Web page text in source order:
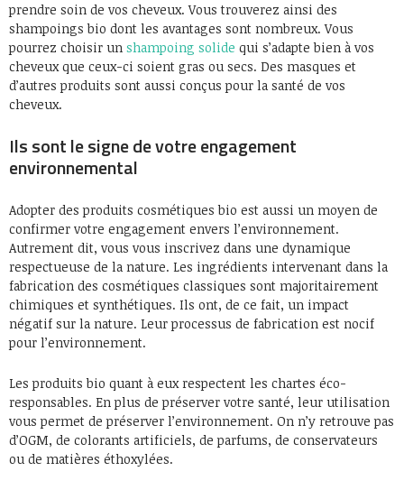
prendre soin de vos cheveux. Vous trouverez ainsi des
shampoings bio dont les avantages sont nombreux. Vous
pourrez choisir un shampoing solide qui s’adapte bien à vos
cheveux que ceux-ci soient gras ou secs. Des masques et
d’autres produits sont aussi conçus pour la santé de vos
cheveux.
Ils sont le signe de votre engagement
environnemental
Adopter des produits cosmétiques bio est aussi un moyen de
confirmer votre engagement envers l’environnement.
Autrement dit, vous vous inscrivez dans une dynamique
respectueuse de la nature. Les ingrédients intervenant dans la
fabrication des cosmétiques classiques sont majoritairement
chimiques et synthétiques. Ils ont, de ce fait, un impact
négatif sur la nature. Leur processus de fabrication est nocif
pour l’environnement.
Les produits bio quant à eux respectent les chartes éco-
responsables. En plus de préserver votre santé, leur utilisation
vous permet de préserver l’environnement. On n’y retrouve pas
d’OGM, de colorants artificiels, de parfums, de conservateurs
ou de matières éthoxylées.